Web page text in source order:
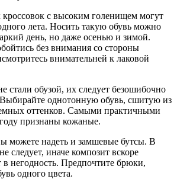
с высоким голенищем могут
лета. Носить такую обувь можно
день, но даже осенью и зимой.
без внимания со стороны
внимательней к лаковой
стали обузой, их следует безошибочно
Выбирайте однотонную обувь, сшитую из
оттенков. Самыми практичными
признаны кожаные.
можете надеть и замшевые бутсы. В
следует, иначе композит вскоре
в негодность. Предпочтите брюки,
одного цвета.